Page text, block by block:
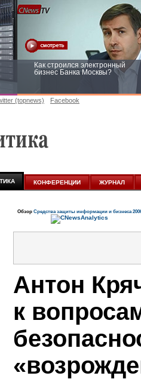
Как строился электронный
бизнес Банка Москвы?
(topnews) Facebook
КОНФЕРЕНЦИИ ЖУРНАЛ
Обзор Средства защиты информации и бизнеса
Антон
к